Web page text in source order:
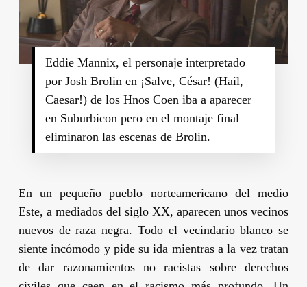
Eddie Mannix, el personaje interpretado
por Josh Brolin en ¡Salve, César! (Hail,
Caesar!) de los Hnos Coen iba a aparecer
en Suburbicon pero en el montaje final
eliminaron las escenas de Brolin.
En un pequeño pueblo norteamericano del medio
Este, a mediados del siglo XX, aparecen unos vecinos
nuevos de raza negra. Todo el vecindario blanco se
siente incómodo y pide su ida mientras a la vez tratan
de dar razonamientos no racistas sobre derechos